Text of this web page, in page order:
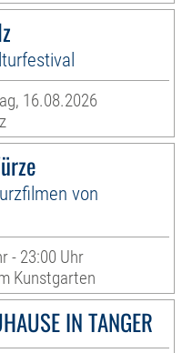
16.08.2026
von
- 23:00 Uhr
Kunstgarten
IN TANGER